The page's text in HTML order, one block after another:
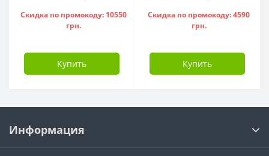
Скидка по промокоду: 10550
грн.
Купить
Скидка по промокоду: 4590
грн.
Купить
Информация